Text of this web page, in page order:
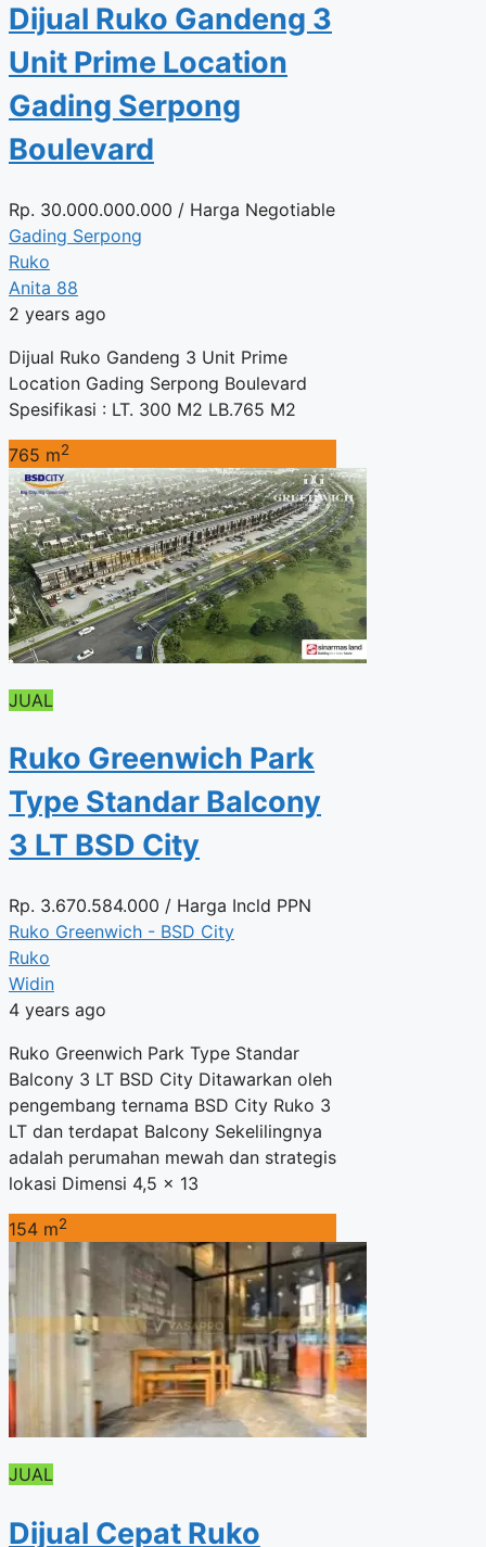
Dijual Ruko Gandeng 3
Unit Prime Location
Gading Serpong
Boulevard
Rp. 30.000.000.000 / Harga Negotiable
Gading Serpong
Ruko
Anita 88
2 years ago
Dijual Ruko Gandeng 3 Unit Prime
Location Gading Serpong Boulevard
Spesifikasi : LT. 300 M2 LB.765 M2
765 m2
JUAL
Ruko Greenwich Park
Type Standar Balcony
3 LT BSD City
Rp. 3.670.584.000 / Harga Incld PPN
Ruko Greenwich - BSD City
Ruko
Widin
4 years ago
Ruko Greenwich Park Type Standar
Balcony 3 LT BSD City Ditawarkan oleh
pengembang ternama BSD City Ruko 3
LT dan terdapat Balcony Sekelilingnya
adalah perumahan mewah dan strategis
lokasi Dimensi 4,5 x 13
154 m2
JUAL
Dijual Cepat Ruko